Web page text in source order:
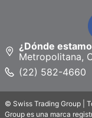
¿Dónde
Metropolitana,
(22) 582-4660
© Swiss Trading Group |
Group es una marca